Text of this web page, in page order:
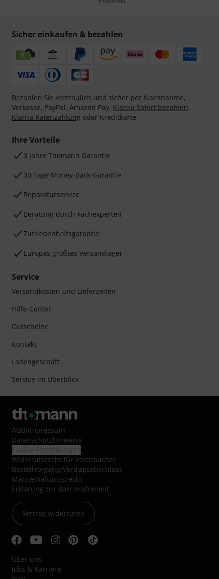
Sicher einkaufen & bezahlen
Bezahlen Sie vertraulich und sicher per Nachnahme,
Vorkasse, PayPal, Amazon Pay, Klarna Sofort bezahlen,
Klarna Ratenzahlung oder Kreditkarte.
Ihre Vorteile
3 Jahre Thomann Garantie
30 Tage Money-Back-Garantie
Reparaturservice
Beratung durch Fachexperten
Zufriedenheitsgarantie
Europas größtes Versandlager
Service
Versandkosten und Lieferzeiten
Hilfe-Center
Gutscheine
Kontakt
Ladengeschäft
Service im Überblick
AGB/Impressum
Datenschutzhinweise
Widerrufsrecht für Verbraucher
Bestellvorgang/Vertragsabschluss
Mängelhaftungsrecht
Erklärung zur Barrierefreiheit
Vertrag widerrufen
Über uns
Jobs & Karriere